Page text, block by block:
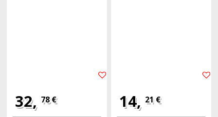
32, 78 € 14, 21 €